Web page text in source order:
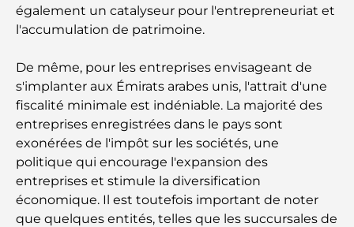
Clubs de plage de Palm Jumeirah : Guide complet
2026
Restaurants italiens du centre-ville de Dubaï : un
avant-goût d'Italie au cœur de la ville
Les 7 meilleures salles de sport de Dubai Hills : le
summum du fitness
Le guide ultime des restaurants gastronomiques
de Palm Jumeirah
également un catalyseur pour l'entrepreneuriat et
l'accumulation de patrimoine.
De même, pour les entreprises envisageant de
s'implanter aux Émirats arabes unis, l'attrait d'une
fiscalité minimale est indéniable. La majorité des
entreprises enregistrées dans le pays sont
exonérées de l'impôt sur les sociétés, une
politique qui encourage l'expansion des
entreprises et stimule la diversification
économique. Il est toutefois important de noter
que quelques entités, telles que les succursales de